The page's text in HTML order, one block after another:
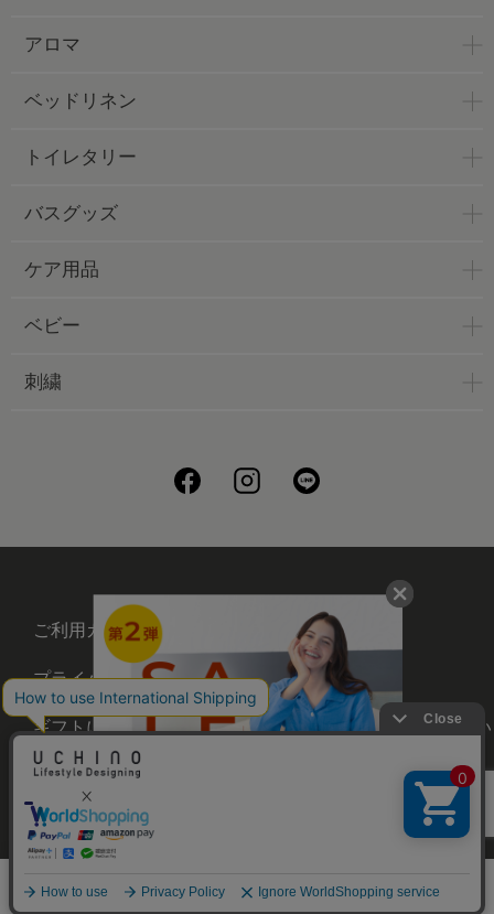
メニュー カート
アロマ
ベッドリネン
トイレタリー
バスグッズ
ケア用品
ベビー
刺繍
ご利用ガイド 会社概要
プライバシーポリシー 刺繍について
ギフトについて
UCHINOメンバーズについ